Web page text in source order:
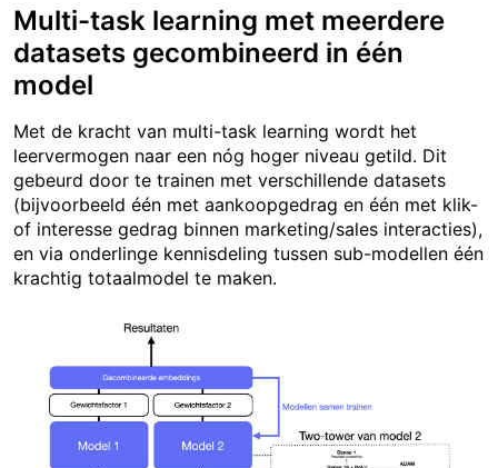
Multi-task learning met meerdere
datasets gecombineerd in één
model
Met de kracht van multi-task learning wordt het
leervermogen naar een nóg hoger niveau getild. Dit
gebeurd door te trainen met verschillende datasets
(bijvoorbeeld één met aankoopgedrag en één met klik-
of interesse gedrag binnen marketing/sales interacties),
en via onderlinge kennisdeling tussen sub-modellen één
krachtig totaalmodel te maken.